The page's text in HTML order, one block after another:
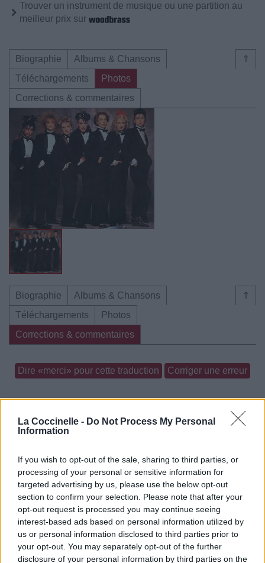
La Coccinelle - Do Not Process My Personal
Information
If you wish to opt-out of the sale, sharing to third parties, or
processing of your personal or sensitive information for
targeted advertising by us, please use the below opt-out
section to confirm your selection. Please note that after your
opt-out request is processed you may continue seeing
interest-based ads based on personal information utilized by
us or personal information disclosed to third parties prior to
your opt-out. You may separately opt-out of the further
disclosure of your personal information by third parties on the
Trouver un instrument de musique ou une partition au
meilleur prix sur
⇑
Biographie
Albums & Chansons
Téléchargements
Photos
Corrections & commentaires
⇑
Biographie
Albums & Chansons
Téléchargements
Photos
Corrections & commentaires
Dire «merci» pour cette traduction Corriger une erreur